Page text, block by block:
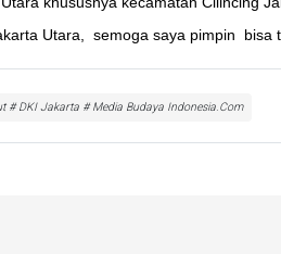
Utara, semoga saya pimpin bisa
# DKI Jakarta # Media Budaya Indonesia.Com